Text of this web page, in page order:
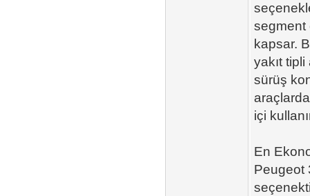
segment
kapsar.
yakıt
sürüş
içi
En
Peugeot